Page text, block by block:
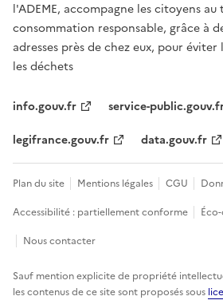
l'ADEME, accompagne les citoyens au
consommation responsable, grâce à
adresses près de chez eux, pour
les déchets
info.gouv.fr
service-
legifrance.gouv.fr
data.gouv.fr
Plan du site Mentions légales CGU
Accessibilité : partiellement conforme
Nous contacter
Sauf mention explicite de propriété
les contenus de ce site sont proposés sous